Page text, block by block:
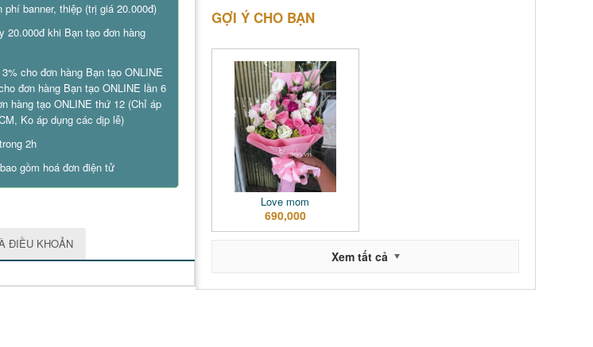
phí banner, thiệp (trị giá 20.000đ)
20.000đ khi Bạn tạo đơn hàng
cho đơn hàng Bạn tạo ONLINE
đơn hàng Bạn tạo ONLINE lần 6
hàng tạo ONLINE thứ 12 (Chỉ áp
Ko áp dụng các dịp lễ)
2h
gồm hoá đơn điện tử
ĐIỀU KHOẢN
GỢI Ý CHO BẠN
Love mom
690,000
Xem tất cả